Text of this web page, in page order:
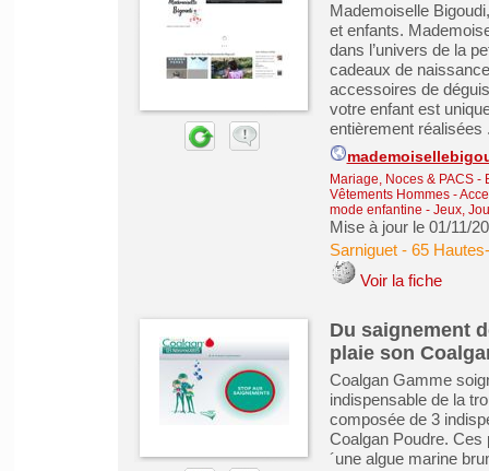
Mademoiselle
et enfants.
dans l’univers de la
cadeaux de
accessoires de
votre enfant est
entièrement réalisées
Mariage, Noces & PACS-
Vêtements Hommes -
mode enfantine - Jeux,
Mise à jour le 01/11/
Sarniguet- 65
Voir la fiche
Du saignement
plaie son
Coalgan Gamme
indispensable de la
composée de 3
Coalgan Poudre. Ces
´une algue marine